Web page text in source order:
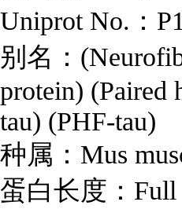
Uniprot No.：
别名：
protein) (Paired
tau) (PHF-tau)
种属：Mus
蛋白长度：Full